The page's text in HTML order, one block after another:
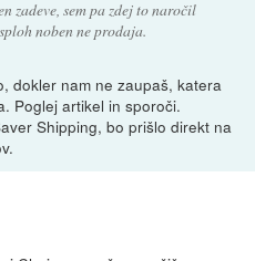
zadeve, sem pa zdej to naročil
noben ne prodaja.
dokler nam ne zaupaš, katera
Poglej artikel in sporoči.
Shipping, bo prišlo direkt na